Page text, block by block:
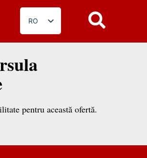
RO
DE
PL
pentru această ofertă.